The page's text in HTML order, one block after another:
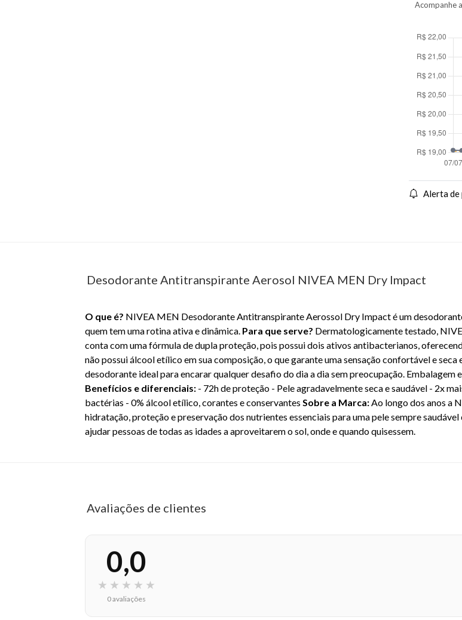
Acompanhe
Alerta de
Desodorante Antitranspirante Aerosol NIVEA MEN Dry Impact
O que é? NIVEA MEN Desodorante Antitranspirante Aerossol Dry Impact é um
quem tem uma rotina ativa e dinâmica. Para que serve? Dermatologicamente testado,
conta com uma fórmula de dupla proteção, pois possui dois ativos antibacterianos,
não possui álcool etílico em sua composição, o que garante uma sensação confortável e
desodorante ideal para encarar qualquer desafio do dia a dia sem preocupação. Embalagem
Benefícios e diferenciais: - 72h de proteção - Pele agradavelmente seca e saudável - 2x
bactérias - 0% álcool etílico, corantes e conservantes Sobre a Marca: Ao longo dos anos a
hidratação, proteção e preservação dos nutrientes essenciais para uma pele sempre
ajudar pessoas de todas as idades a aproveitarem o sol, onde e quando quisessem.
Avaliações de clientes
0,0
★ ★ ★ ★ ★
0 avaliações